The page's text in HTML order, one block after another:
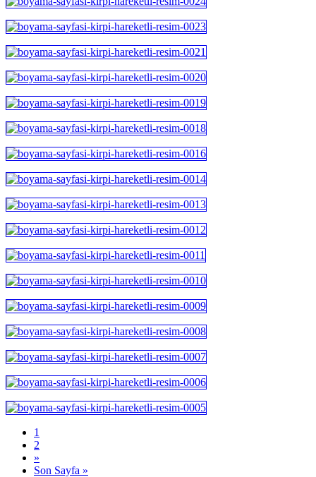
1
2
»
Son Sayfa »